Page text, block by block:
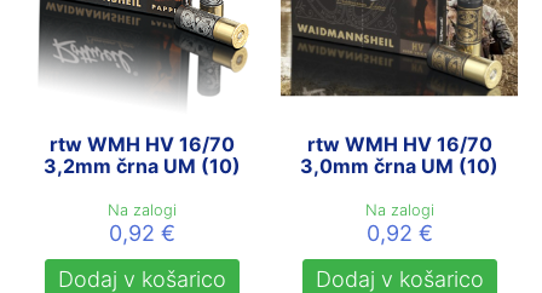
rtw WMH HV 16/70
3,2mm črna UM (10)
Na zalogi
0,92€
Dodaj v košarico
rtw WMH HV 16/70
3,0mm črna UM (10)
Na zalogi
0,92 €
Dodaj v košarico